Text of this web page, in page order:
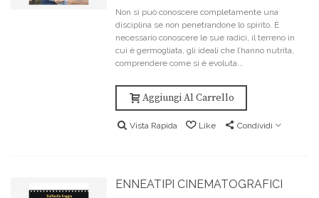
Non si può conoscere completamente una
disciplina se non penetrandone lo spirito. È
necessario conoscere le sue radici, il terreno in
cui è germogliata, gli ideali che l’hanno nutrita,
comprendere come si è evoluta...
Aggiungi Al Carrello
Vista Rapida Like Condividi
ENNEATIPI CINEMATOGRAFICI